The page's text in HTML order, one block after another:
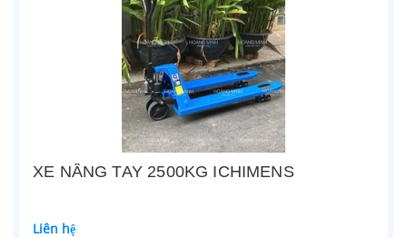
XE NÂNG TAY 2500KG ICHIMENS
Liên hệ